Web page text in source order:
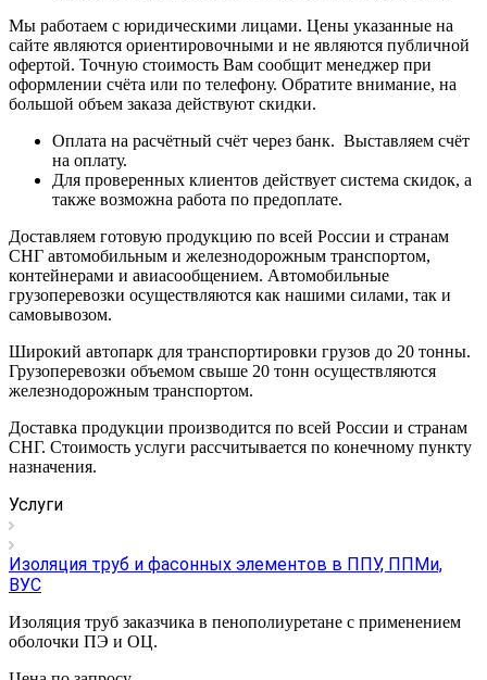
Мы работаем с юридическими лицами. Цены указанные на
сайте являются ориентировочными и не являются публичной
офертой. Точную стоимость Вам сообщит менеджер при
оформлении счёта или по телефону. Обратите внимание, на
большой объем заказа действуют скидки.
Оплата на расчётный счёт через банк. Выставляем счёт
на оплату.
Для проверенных клиентов действует система скидок, а
также возможна работа по предоплате.
Доставляем готовую продукцию по всей России и странам
СНГ автомобильным и железнодорожным транспортом,
контейнерами и авиасообщением. Автомобильные
грузоперевозки осуществляются как нашими силами, так и
самовывозом.
Широкий автопарк для транспортировки грузов до 20 тонны.
Грузоперевозки объемом свыше 20 тонн осуществляются
железнодорожным транспортом.
Доставка продукции производится по всей России и странам
СНГ. Стоимость услуги рассчитывается по конечному пункту
назначения.
Услуги
Изоляция труб и фасонных элементов в ППУ, ППМи,
ВУС
Изоляция труб заказчика в пенополиуретане с применением
оболочки ПЭ и ОЦ.